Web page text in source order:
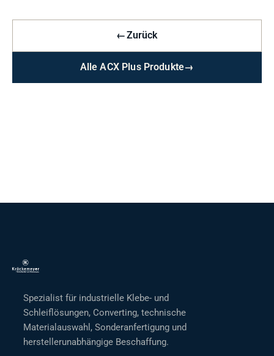
←Zurück
Alle ACX Plus Produkte→
Spezialist für industrielle Klebe- und
Schleiflösungen, Converting, technische
Materialauswahl, Sonderanfertigung und
herstellerunabhängige Beschaffung.